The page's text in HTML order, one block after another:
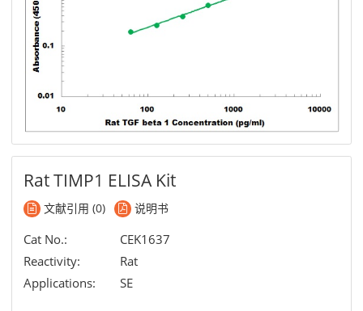
Rat TIMP1 ELISA Kit
文献引用 (0) 说明书
Cat No.:
CEK1637
Reactivity:
Rat
Applications:
SE